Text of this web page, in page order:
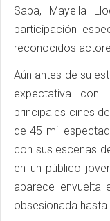
Saba, Mayella
participación
reconocidos
Aún antes de su
expectativa
principales cines
de 45 mil
con sus escenas
en un público
aparece envuelta
obsesionada